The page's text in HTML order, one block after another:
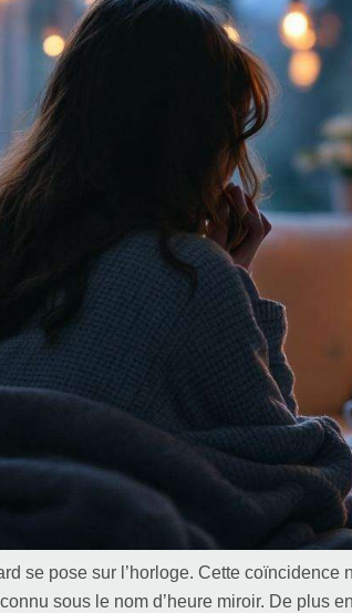
se pose sur l’horloge. Cette
sous le nom d’heure miroir. De plus